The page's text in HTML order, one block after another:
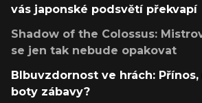
vás japonské podsvětí překvapí
Shadow of the Colossus:
se jen tak nebude opakovat
Blbuvzdornost ve hrách:
boty zábavy?